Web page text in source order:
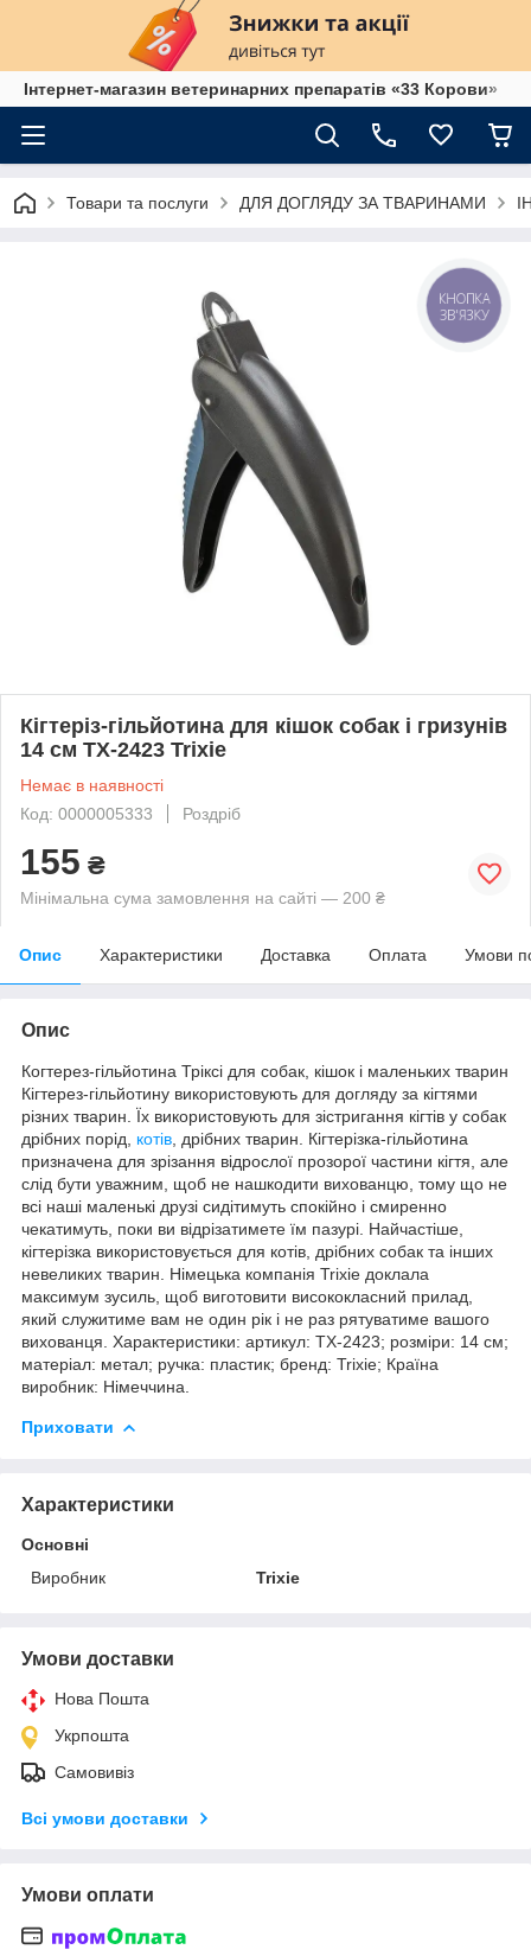
Інтернет-магазин ветеринарних препаратів «33 Корови»
Товари та послуги ДЛЯ ДОГЛЯДУ ЗА ТВАРИНАМИ
Кігтеріз-гільйотина для кішок собак і гризунів
14 см ТХ-2423 Trixie
Немає в наявності
Код: 0000005333
Роздріб
155 ₴
Мінімальна сума замовлення на сайті — 200 ₴
Опис Характеристики Доставка Оплата Умови
Опис
Когтерез-гільйотина Тріксі для собак, кішок і маленьких тварин
Кігтерез-гільйотину використовують для догляду за кігтями
різних тварин. Їх використовують для зістригання кігтів у собак
дрібних порід, котів , дрібних тварин. Кігтерізка-гільйотина
призначена для зрізання відрослої прозорої частини кігтя, але
слід бути уважним, щоб не нашкодити вихованцю, тому що не
всі наші маленькі друзі сидітимуть спокійно і смиренно
чекатимуть, поки ви відрізатимете їм пазурі. Найчастіше,
кігтерізка використовується для котів, дрібних собак та інших
невеликих тварин. Німецька компанія Trixie доклала
максимум зусиль, щоб виготовити висококласний прилад,
який служитиме вам не один рік і не раз рятуватиме вашого
вихованця. Характеристики: артикул: TX-2423; розміри: 14 см;
матеріал: метал; ручка: пластик; бренд: Trixie; Країна
виробник: Німеччина.
Приховати
Характеристики
Основні
Виробник
Trixie
Умови доставки
Нова Пошта
Укрпошта
Самовивіз
Всі умови доставки
Умови оплати
КНОПКА
ЗВ'ЯЗКУ